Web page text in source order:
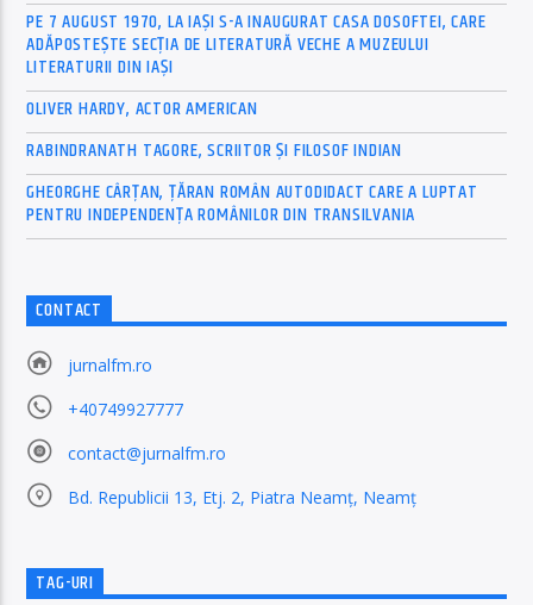
PE 7 AUGUST 1970, LA IAŞI S-A INAUGURAT CASA DOSOFTEI, CARE
ADĂPOSTEŞTE SECŢIA DE LITERATURĂ VECHE A MUZEULUI
LITERATURII DIN IAŞI
OLIVER HARDY, ACTOR AMERICAN
RABINDRANATH TAGORE, SCRIITOR ȘI FILOSOF INDIAN
GHEORGHE CÂRȚAN, ŢĂRAN ROMÂN AUTODIDACT CARE A LUPTAT
PENTRU INDEPENDENȚA ROMÂNILOR DIN TRANSILVANIA
CONTACT
jurnalfm.ro
+40749927777
contact@jurnalfm.ro
Bd. Republicii 13, Etj. 2, Piatra Neamț, Neamț
TAG-URI